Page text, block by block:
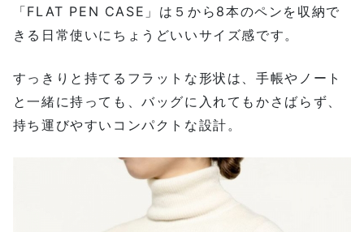
「FLAT PEN CASE」は５から8本のペンを収納で
きる日常使いにちょうどいいサイズ感です。
すっきりと持てるフラットな形状は、手帳やノート
と一緒に持っても、バッグに入れてもかさばらず、
持ち運びやすいコンパクトな設計。